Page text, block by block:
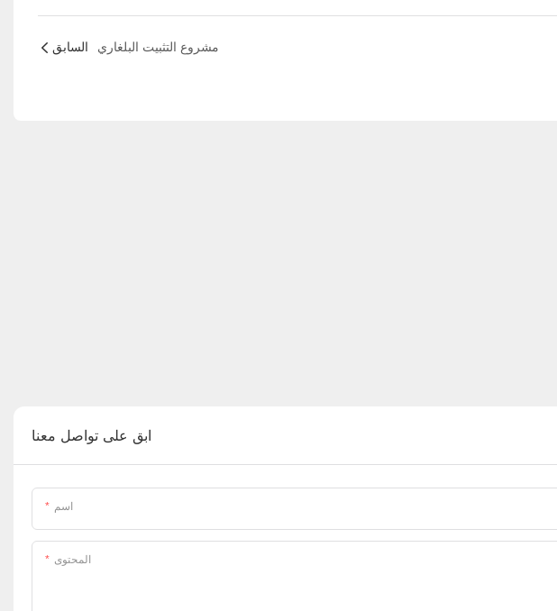
السابق مشروع التثبيت البلغاري
ابق على تواصل معنا
اسم
المحتوى